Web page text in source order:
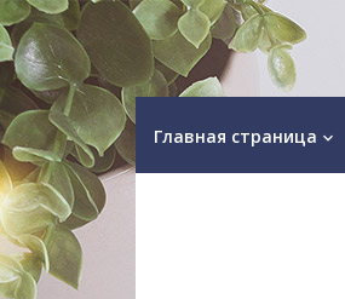
Главная страница keyboard_arrow_down